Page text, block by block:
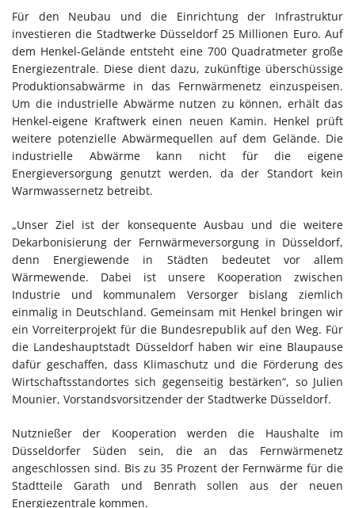
Für den Neubau und die Einrichtung der Infrastruktur
investieren die Stadtwerke Düsseldorf 25 Millionen Euro. Auf
dem Henkel-Gelände entsteht eine 700 Quadratmeter große
Energiezentrale. Diese dient dazu, zukünftige überschüssige
Produktionsabwärme in das Fernwärmenetz einzuspeisen.
Um die industrielle Abwärme nutzen zu können, erhält das
Henkel-eigene Kraftwerk einen neuen Kamin. Henkel prüft
weitere potenzielle Abwärmequellen auf dem Gelände. Die
industrielle Abwärme kann nicht für die eigene
Energieversorgung genutzt werden, da der Standort kein
Warmwassernetz betreibt.
„Unser Ziel ist der konsequente Ausbau und die weitere
Dekarbonisierung der Fernwärmeversorgung in Düsseldorf,
denn Energiewende in Städten bedeutet vor allem
Wärmewende. Dabei ist unsere Kooperation zwischen
Industrie und kommunalem Versorger bislang ziemlich
einmalig in Deutschland. Gemeinsam mit Henkel bringen wir
ein Vorreiterprojekt für die Bundesrepublik auf den Weg. Für
die Landeshauptstadt Düsseldorf haben wir eine Blaupause
dafür geschaffen, dass Klimaschutz und die Förderung des
Wirtschaftsstandortes sich gegenseitig bestärken“, so Julien
Mounier, Vorstandsvorsitzender der Stadtwerke Düsseldorf.
Nutznießer der Kooperation werden die Haushalte im
Düsseldorfer Süden sein, die an das Fernwärmenetz
angeschlossen sind. Bis zu 35 Prozent der Fernwärme für die
Stadtteile Garath und Benrath sollen aus der neuen
Energiezentrale kommen.